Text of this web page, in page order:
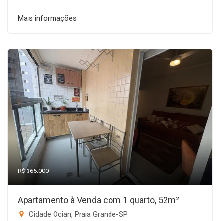
Mais informações
R$ 365.000
Apartamento à Venda com 1 quarto, 52m²
Cidade Ocian, Praia Grande-SP